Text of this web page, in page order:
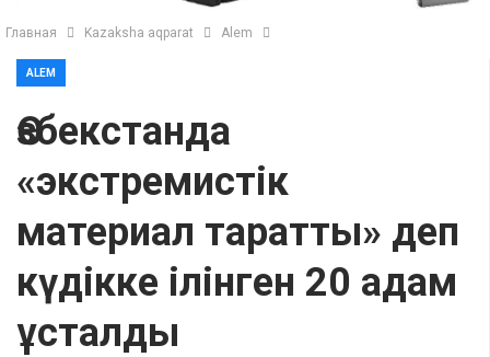
Главная Kazaksha aqparat Alem
ALEM
Өзбекстанда
«экстремистік
материал таратты» деп
күдікке ілінген 20 адам
ұсталды